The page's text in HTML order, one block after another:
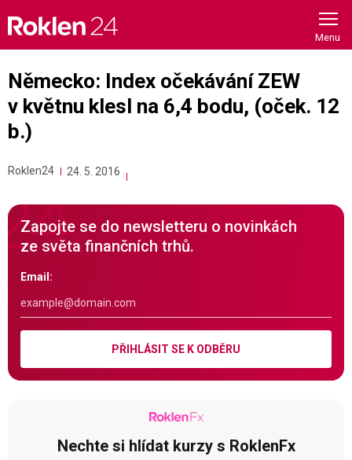
content
Německo: Index očekávání ZEW
v květnu klesl na 6,4 bodu, (oček. 12
b.)
Roklen24 24. 5. 2016
Zapojte se do newsletteru o novinkách
ze světa finančních trhů.
Email:
PŘIHLÁSIT SE K ODBĚRU
Nechte si hlídat kurzy s RoklenFx